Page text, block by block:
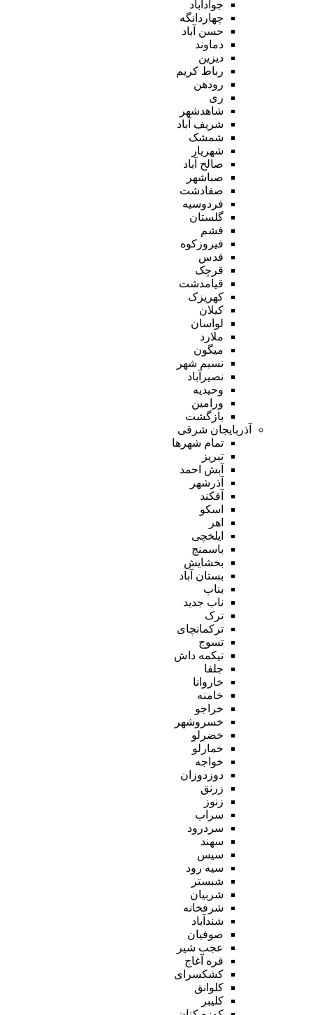
جوادآباد
چهاردانگه
حسن آباد
دماوند
دیزین
رباط کریم
رودهن
ری
شاهدشهر
شریف آباد
شمشک
شهریار
صالح آباد
صباشهر
صفادشت
فردوسیه
گلستان
فشم
فیروزکوه
قدس
قرچک
قیامدشت
کهریزک
کیلان
لواسان
ملارد
میگون
نسیم شهر
نصیرآباد
وحیدیه
ورامین
بازگشت
آذربایجان شرقی
تمام شهر‌ها
تبریز
آبش احمد
آذرشهر
آقکند
اسکو
اهر
ایلخچی
باسمنج
بخشایش
بستان آباد
بناب
ناب جدید
ترک
ترکمانچای
تسوج
تیکمه داش
جلفا
خاروانا
خامنه
خراجو
خسروشهر
خضرلو
خمارلو
خواجه
دوزدوزان
زرنق
زنوز
سراب
سردرود
سهند
سیس
سیه رود
شبستر
شربیان
شرفخانه
شندآباد
صوفیان
عجب شیر
قره آغاج
کشکسرای
کلوانق
کلیبر